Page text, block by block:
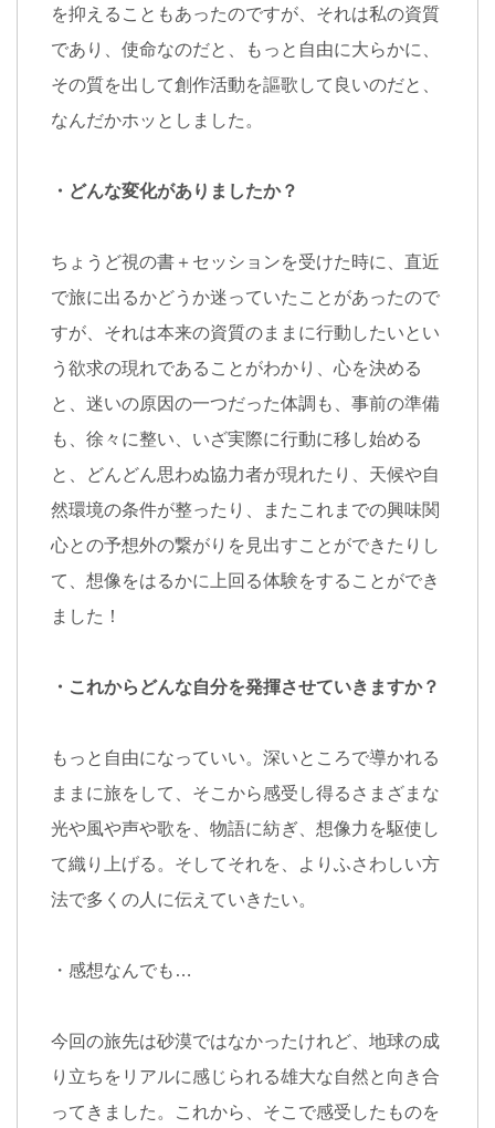
を抑えることもあったのですが、それは私の資質
であり、使命なのだと、もっと自由に大らかに、
その質を出して創作活動を謳歌して良いのだと、
なんだかホッとしました。
・どんな変化がありましたか？
ちょうど視の書＋セッションを受けた時に、直近
で旅に出るかどうか迷っていたことがあったので
すが、それは本来の資質のままに行動したいとい
う欲求の現れであることがわかり、心を決める
と、迷いの原因の一つだった体調も、事前の準備
も、徐々に整い、いざ実際に行動に移し始める
と、どんどん思わぬ協力者が現れたり、天候や自
然環境の条件が整ったり、またこれまでの興味関
心との予想外の繋がりを見出すことができたりし
て、想像をはるかに上回る体験をすることができ
ました！
・これからどんな自分を発揮させていきますか？
もっと自由になっていい。深いところで導かれる
ままに旅をして、そこから感受し得るさまざまな
光や風や声や歌を、物語に紡ぎ、想像力を駆使し
て織り上げる。そしてそれを、よりふさわしい方
法で多くの人に伝えていきたい。
・感想なんでも …
今回の旅先は砂漠ではなかったけれど、地球の成
り立ちをリアルに感じられる雄大な自然と向き合
ってきました。これから、そこで感受したものを